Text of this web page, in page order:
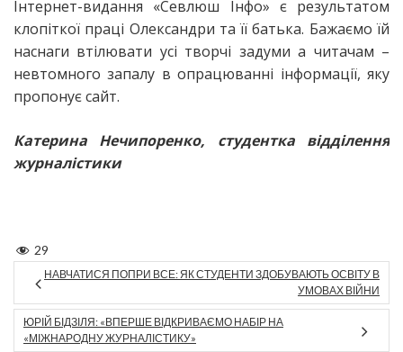
Інтернет-видання «Севлюш Інфо» є результатом
клопіткої праці Олександри та її батька. Бажаємо їй
наснаги втілювати усі творчі задуми а читачам –
невтомного запалу в опрацюванні інформації, яку
пропонує сайт.
Катерина Нечипоренко, студентка відділення
журналістики
29
НАВЧАТИСЯ ПОПРИ ВСЕ: ЯК СТУДЕНТИ ЗДОБУВАЮТЬ ОСВІТУ В
УМОВАХ ВІЙНИ
ЮРІЙ БІДЗІЛЯ: «ВПЕРШЕ ВІДКРИВАЄМО НАБІР НА
«МІЖНАРОДНУ ЖУРНАЛІСТИКУ»